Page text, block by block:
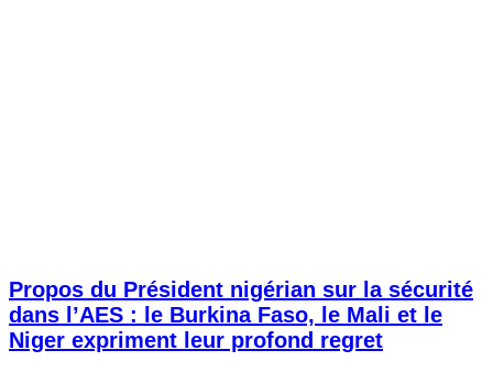
Propos du Président nigérian sur la sécurité
dans l’AES : le Burkina Faso, le Mali et le
Niger expriment leur profond regret